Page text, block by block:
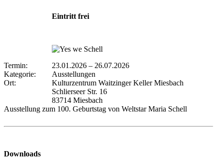
Eintritt frei
Termin: 23.01.2026 – 26.07.2026
Kategorie:
Ausstellungen
Ort:
Kulturzentrum Waitzinger Keller Miesbach
Schlierseer Str. 16
83714 Miesbach
Ausstellung zum 100. Geburtstag von Weltstar Maria Schell
Downloads